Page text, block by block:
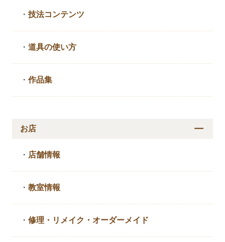
・技法コンテンツ
・道具の使い方
・作品集
お店
・ 店舗情報
・教室情報
・修理・リメイク・ オーダーメイド